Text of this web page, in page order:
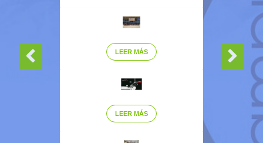
LEER MÁS
LEER MÁS